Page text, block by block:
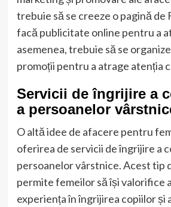
trebuie să se creeze o pagină de
facă publicitate online pentru a
asemenea, trebuie să se
promoții pentru a atrage atenția
Servicii de îngrijire a
a persoanelor
O altă idee de afacere pentru
oferirea de servicii de îngrijire a
persoanelor vârstnice. Acest tip
permite femeilor să își valorifice
experiența în îngrijirea copiilor și